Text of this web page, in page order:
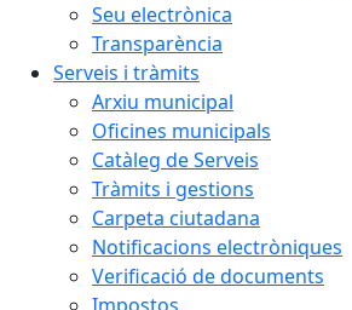
Seu electrònica
Transparència
Serveis i tràmits
Arxiu municipal
Oficines municipals
Catàleg de Serveis
Tràmits i gestions
Carpeta ciutadana
Notificacions electròniques
Verificació de documents